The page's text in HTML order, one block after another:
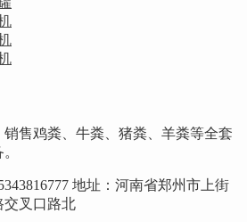
售鸡粪、牛粪、猪粪、羊粪等全套
地址：河南省郑州市上街
交叉口路北